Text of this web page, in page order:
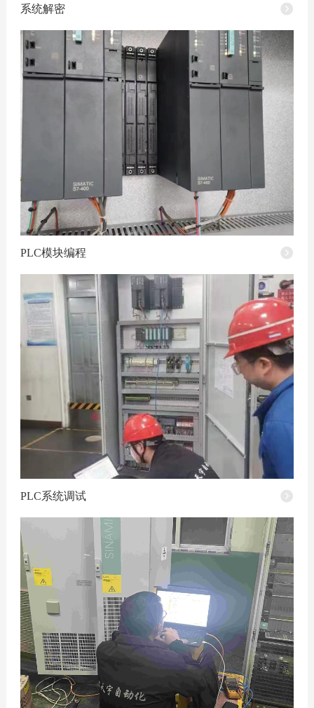
系统解密
PLC模块编程
PLC系统调试